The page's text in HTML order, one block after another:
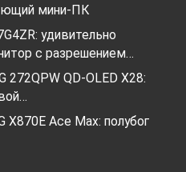
мини-ПК
удивительно
с разрешением…
272QPW QD-OLED X28:
X870E Ace Max: полубог